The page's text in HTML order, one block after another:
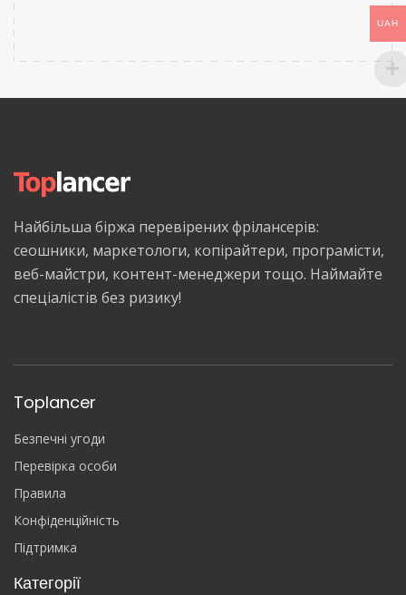
Найбільша біржа перевірених фрілансерів:
сеошники, маркетологи, копірайтери, програмісти,
веб-майстри, контент-менеджери тощо. Наймайте
спеціалістів без ризику!
Toplancer
Безпечні угоди
Перевірка особи
Правила
Конфіденційність
Підтримка
Категорії
UAH